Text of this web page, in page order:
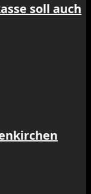
soll auch